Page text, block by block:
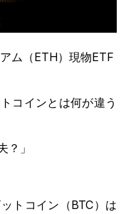
ム（ETH）現物ETF
コインとは何が違う
？」
トコイン（BTC）は